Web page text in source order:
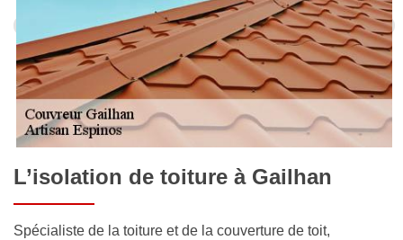
L’isolation de toiture à Gailhan
Spécialiste de la toiture et de la couverture de toit,